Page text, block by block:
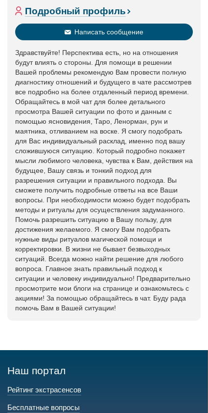
Подробный профиль
Написать сообщение
Здравствуйте! Перспектива есть, но на отношения
будут влиять о стороны. Для помощи в решении
Вашей проблемы рекомендую Вам провести полную
диагностику отношений и будущего в чате рассмотрев
все подробно на более отдаленный период времени.
Обращайтесь в мой чат для более детального
просмотра Вашей ситуации по фото и данным с
помощью ясновидения, Таро, Ленорман, рун и
маятника, отливанием на воске. Я смогу подобрать
для Вас индивидуальный расклад, именно под вашу
сложившуюся ситуацию. Который подробно покажет
мысли любимого человека, чувства к Вам, действия на
будущее, Вашу связь и тонкий подход для
разрешения ситуации и правильного подхода. Вы
сможете получить подробные ответы на все Ваши
вопросы. При необходимости можно будет подобрать
методы и ритуалы для осуществления задуманного.
Помочь разрешить ситуацию в Вашу пользу, для
достижения желаемого. Я смогу Вам подобрать
нужные виды ритуалов магической помощи и
корректировки. В жизни не бывает безвыходных
ситуаций. Всегда можно найти решение для любого
вопроса. Главное знать правильный подход к
ситуации и человеку индивидуально! Предварительно
просмотрите мои блоги на странице и ознакомьтесь с
акциями! За помощью обращайтесь в чат. Буду рада
помочь Вам в Вашей ситуации!
Наш портал
Рейтинг экстрасенсов
Бесплатные вопросы